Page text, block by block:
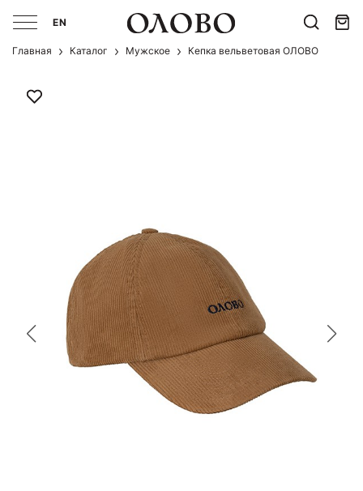
EN
Главная Каталог Мужcкое Кепка вельветовая ОЛОВО